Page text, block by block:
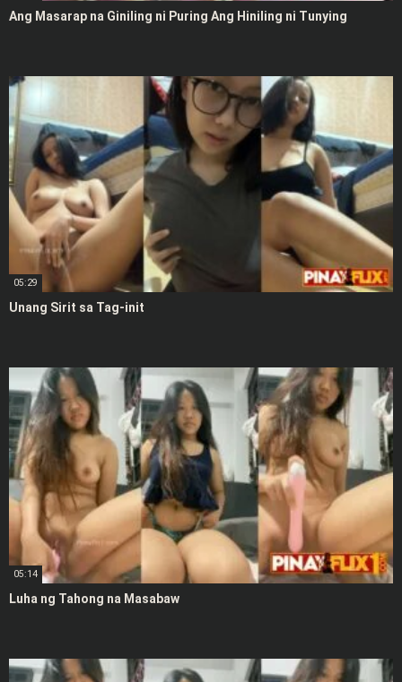
Ang Masarap na Giniling ni Puring Ang Hiniling ni Tunying
05:29
Unang Sirit sa Tag-init
05:14
Luha ng Tahong na Masabaw